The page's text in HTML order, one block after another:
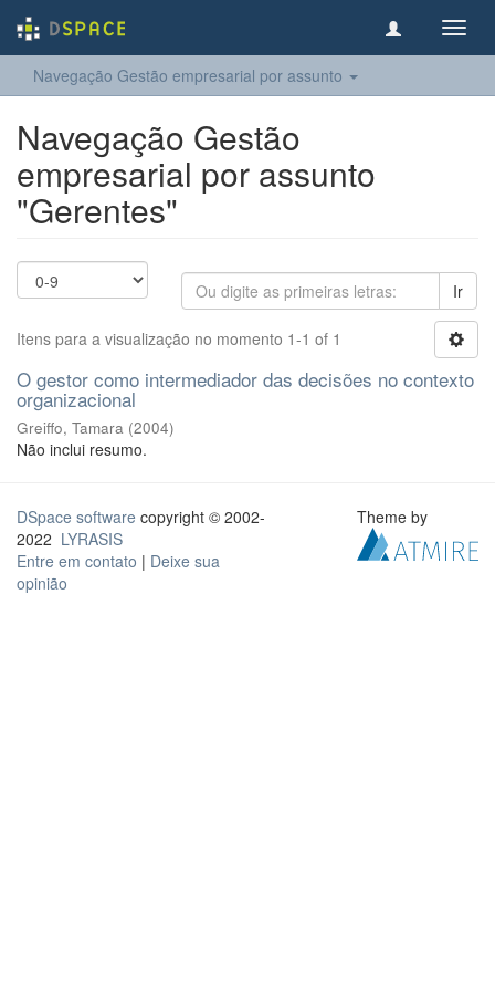
Navegação Gestão empresarial por assunto
Navegação Gestão
empresarial por assunto
"Gerentes"
Ir
Itens para a visualização no momento 1-1 of 1
O gestor como intermediador das decisões no contexto
organizacional
Greiffo, Tamara (2004)
Não inclui resumo.
DSpace software copyright © 2002-
2022 LYRASIS
Entre em contato | Deixe sua
opinião
Theme by